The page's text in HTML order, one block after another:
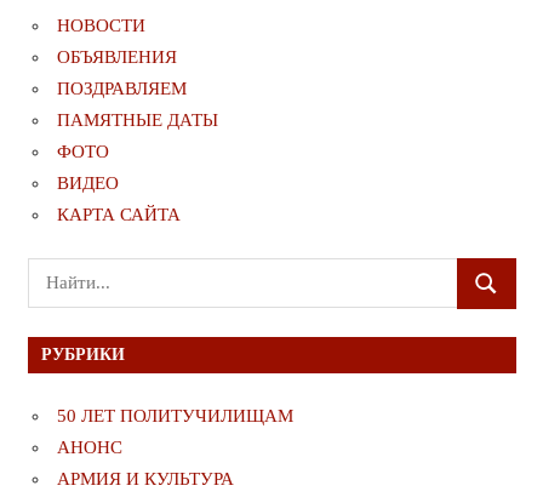
НОВОСТИ
ОБЪЯВЛЕНИЯ
ПОЗДРАВЛЯЕМ
ПАМЯТНЫЕ ДАТЫ
ФОТО
ВИДЕО
КАРТА САЙТА
Поиск
для:
ПОИСК
РУБРИКИ
50 ЛЕТ ПОЛИТУЧИЛИЩАМ
АНОНС
АРМИЯ И КУЛЬТУРА